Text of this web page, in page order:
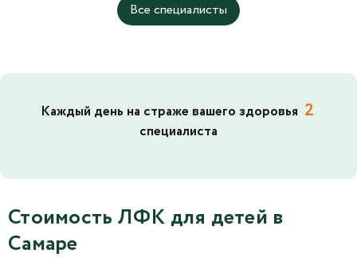
Все специалисты
Каждый день на страже вашего здоровья 2
специалиста
Стоимость ЛФК для детей в
Самаре